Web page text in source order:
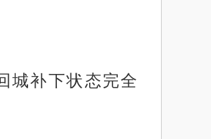
城补下状态完全